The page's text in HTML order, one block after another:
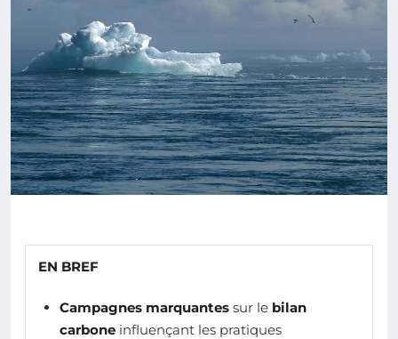
EN BREF
Campagnes marquantes sur le bilan
carbone influençant les pratiques